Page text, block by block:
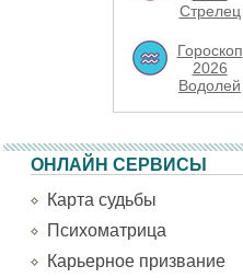
Стрелец
Гороскоп
2026
Водолей
ОНЛАЙН СЕРВИСЫ
Карта судьбы
Психоматрица
Карьерное призвание